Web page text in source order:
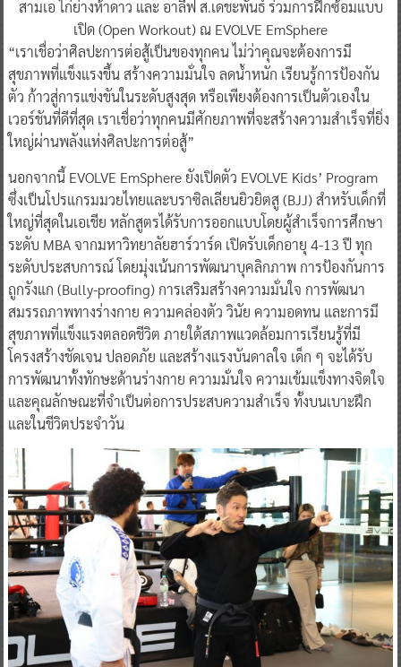
สามเอ ไก่ย่างห้าดาว และ อาลีฟ ส.เดชะพันธ์ ร่วมการฝึกซ้อมแบบ
เปิด (Open Workout) ณ EVOLVE EmSphere
“เราเชื่อว่าศิลปะการต่อสู้เป็นของทุกคน ไม่ว่าคุณจะต้องการมี
สุขภาพที่แข็งแรงขึ้น สร้างความมั่นใจ ลดน้ำหนัก เรียนรู้การป้องกัน
ตัว ก้าวสู่การแข่งขันในระดับสูงสุด หรือเพียงต้องการเป็นตัวเองใน
เวอร์ชันที่ดีที่สุด เราเชื่อว่าทุกคนมีศักยภาพที่จะสร้างความสำเร็จที่ยิ่ง
ใหญ่ผ่านพลังแห่งศิลปะการต่อสู้”
นอกจากนี้ EVOLVE EmSphere ยังเปิดตัว EVOLVE Kids’ Program
ซึ่งเป็นโปรแกรมมวยไทยและบราซิลเลียนยิวยิตสู (BJJ) สำหรับเด็กที่
ใหญ่ที่สุดในเอเชีย หลักสูตรได้รับการออกแบบโดยผู้สำเร็จการศึกษา
ระดับ MBA จากมหาวิทยาลัยฮาร์วาร์ด เปิดรับเด็กอายุ 4-13 ปี ทุก
ระดับประสบการณ์ โดยมุ่งเน้นการพัฒนาบุคลิกภาพ การป้องกันการ
ถูกรังแก (Bully-proofing) การเสริมสร้างความมั่นใจ การพัฒนา
สมรรถภาพทางร่างกาย ความคล่องตัว วินัย ความอดทน และการมี
สุขภาพที่แข็งแรงตลอดชีวิต ภายใต้สภาพแวดล้อมการเรียนรู้ที่มี
โครงสร้างชัดเจน ปลอดภัย และสร้างแรงบันดาลใจ เด็ก ๆ จะได้รับ
การพัฒนาทั้งทักษะด้านร่างกาย ความมั่นใจ ความเข้มแข็งทางจิตใจ
และคุณลักษณะที่จำเป็นต่อการประสบความสำเร็จ ทั้งบนเบาะฝึก
และในชีวิตประจำวัน